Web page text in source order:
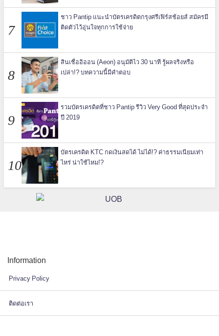
ชาว Pantip แนะนำบัตรเครดิตกรุงศรีเฟิร์สช้อยส์ สมัครมี
ติดตัวไว้อุ่นใจทุกการใช้จ่าย
สินเชื่ออิออน (Aeon) อนุมัติไว 30 นาที รู้ผลจริงหรือ
เปล่า!? บทความนี้มีคำตอบ
รวมบัตรเครดิตที่ชาว Pantip รีวิว Very Good ที่สุดประจำ
ปี 2019
บัตรเครดิต KTC กดเงินสดได้ ไม่ได้!? ค่าธรรมเนียมเท่า
ไหร่ น่าใช้ไหม!?
Information
Privacy Policy
ติดต่อเรา